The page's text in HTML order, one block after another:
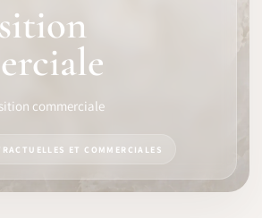
commerciale
ET COMMERCIALES